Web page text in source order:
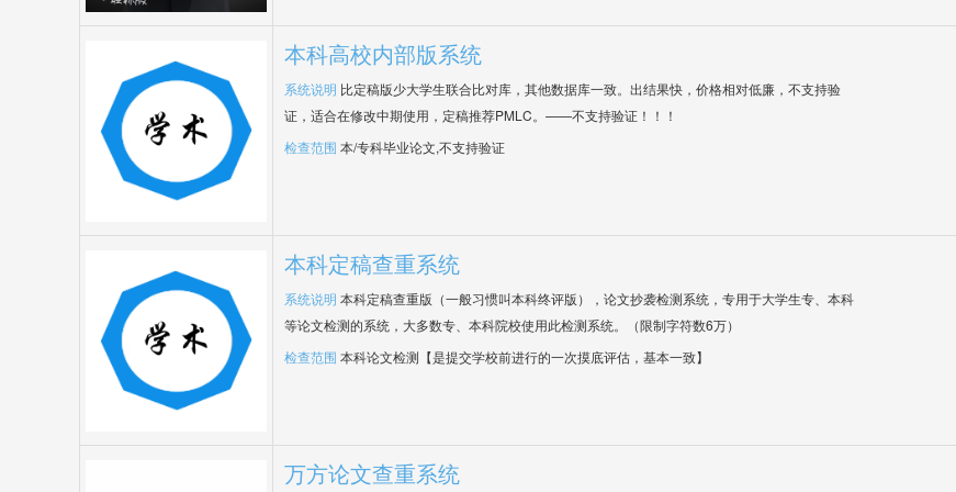
本科高校内部版系统
系统说明 比定稿版少大学生联合比对库，其他数据库一致。出结果快，价格相对低廉，不支持验
证，适合在修改中期使用，定稿推荐PMLC。——不支持验证！！！
检查范围 本/专科毕业论文,不支持验证
本科定稿查重系统
系统说明 本科定稿查重版（一般习惯叫本科终评版），论文抄袭检测系统，专用于大学生专、本科
等论文检测的系统，大多数专、本科院校使用此检测系统。（限制字符数6万）
检查范围 本科论文检测【是提交学校前进行的一次摸底评估，基本一致】
万方论文查重系统